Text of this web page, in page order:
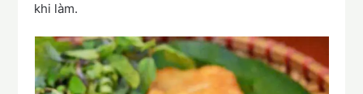
khi làm.